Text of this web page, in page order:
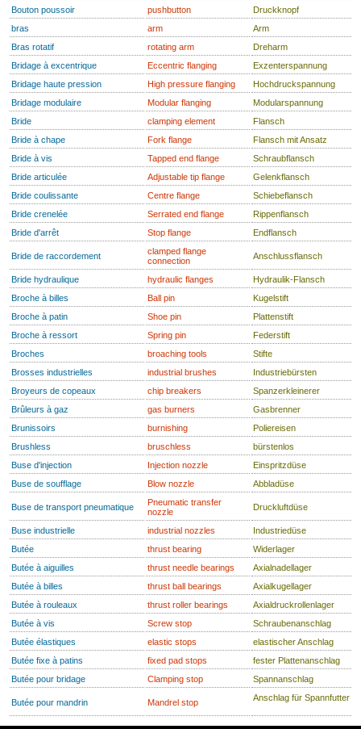
Bouton poussoir
pushbutton
Druckknopf
bras
arm
Arm
Bras rotatif
rotating arm
Dreharm
Bridage à excentrique
Eccentric flanging
Exzenterspannung
Bridage haute pression
High pressure flanging
Hochdruckspannung
Bridage modulaire
Modular flanging
Modularspannung
Bride
clamping element
Flansch
Bride à chape
Fork flange
Flansch mit Ansatz
Bride à vis
Tapped end flange
Schraubflansch
Bride articulée
Adjustable tip flange
Gelenkflansch
Bride coulissante
Centre flange
Schiebeflansch
Bride crenelée
Serrated end flange
Rippenflansch
Bride d'arrêt
Stop flange Endflansch
Bride de raccordement
clamped flange
connection
Anschlussflansch
Bride hydraulique hydraulic flanges
Hydraulik-Flansch
Broche à billes
Ball pin
Kugelstift
Broche à patin
Shoe pin
Plattenstift
Broche à ressort
Spring pin
Federstift
Broches
broaching tools
Stifte
Brosses industrielles
industrial brushes
Industriebürsten
Broyeurs de copeaux
chip breakers
Spanzerkleinerer
Brûleurs à gaz
gas burners
Gasbrenner
Brunissoirs
burnishing
Poliereisen
Brushless
bruschless
bürstenlos
Buse d'injection
Injection nozzle
Einspritzdüse
Buse de soufflage
Blow nozzle Abbladüse
Buse de transport pneumatique
Pneumatic transfer
nozzle
Druckluftdüse
Buse industrielle industrial nozzles
Industriedüse
Butée
thrust bearing
Widerlager
Butée à aiguilles
thrust needle bearings
Axialnadellager
Butée à billes
thrust ball bearings
Axialkugellager
Butée à rouleaux
thrust roller bearings
Axialdruckrollenlager
Butée à vis
Screw stop
Schraubenanschlag
Butée élastiques
elastic stops
elastischer Anschlag
Butée fixe à patins
fixed pad stops
fester Plattenanschlag
Butée pour bridage
Clamping stop Spannanschlag
Butée pour mandrin Mandrel stop Anschlag für Spannfutter